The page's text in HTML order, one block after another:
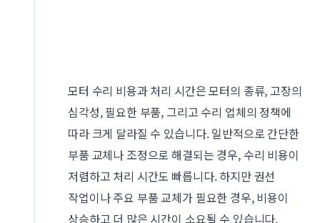
모터 수리 비용과 처리 시간은 모터의 종류, 고장의
심각성, 필요한 부품, 그리고 수리 업체의 정책에
따라 크게 달라질 수 있습니다. 일반적으로 간단한
부품 교체나 조정으로 해결되는 경우, 수리 비용이
저렴하고 처리 시간도 빠릅니다. 하지만 권선
작업이나 주요 부품 교체가 필요한 경우, 비용이
상승하고 더 많은 시간이 소요될 수 있습니다.